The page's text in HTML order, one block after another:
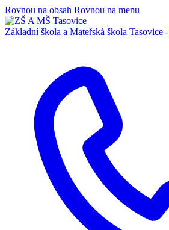
Rovnou na obsah Rovnou na menu
Základní škola a Mateřská škola Tasovice -